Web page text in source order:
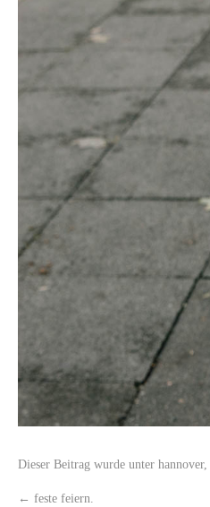
Dieser Beitrag wurde unter hannover,
← feste feiern.